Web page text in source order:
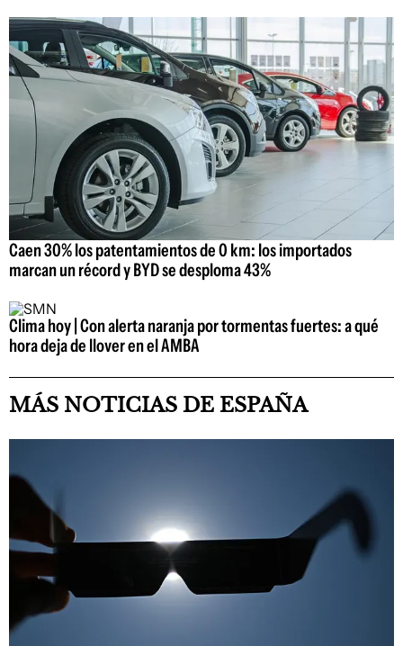
Caen 30% los patentamientos de 0 km: los importados
marcan un récord y BYD se desploma 43%
Clima hoy | Con alerta naranja por tormentas fuertes: a qué
hora deja de llover en el AMBA
MÁS NOTICIAS DE ESPAÑA